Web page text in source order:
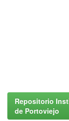
Repositorio
de Portoviejo